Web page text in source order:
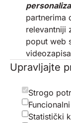
partnerima
relevantniji
poput web
Upravljajte
Strogo
Statistički